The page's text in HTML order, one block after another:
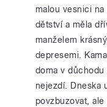
malou vesnici
dětství a měla
manželem
depresemi.
doma v
nejezdí. Dneska
povzbuzovat,